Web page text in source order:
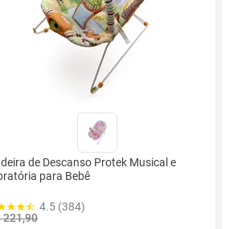
de Descanso Protek Musical e
para Bebê
4.5 (384)
221,90